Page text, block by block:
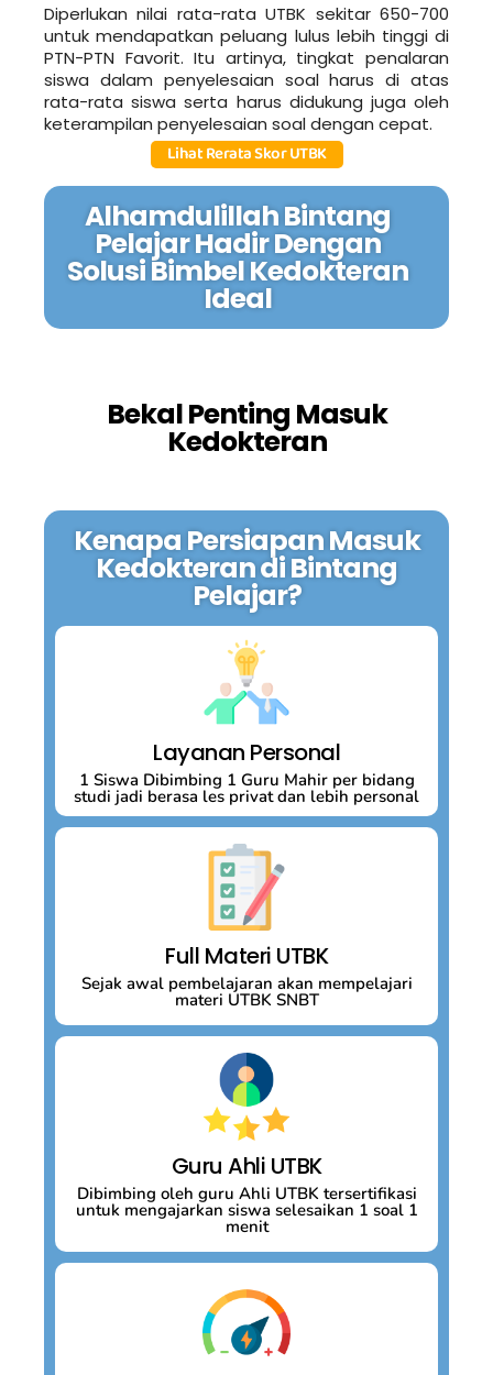
Diperlukan nilai rata-rata UTBK sekitar 650-700
untuk mendapatkan peluang lulus lebih tinggi di
PTN-PTN Favorit. Itu artinya, tingkat penalaran
siswa dalam penyelesaian soal harus di atas
rata-rata siswa serta harus didukung juga oleh
keterampilan penyelesaian soal dengan cepat.
Lihat Rerata Skor UTBK
Alhamdulillah Bintang
Pelajar Hadir Dengan
Solusi Bimbel Kedokteran
Ideal
Bekal Penting Masuk
Kedokteran
Kenapa Persiapan Masuk
Kedokteran di Bintang
Pelajar?
Layanan Personal
1 Siswa Dibimbing 1 Guru Mahir per bidang
studi jadi berasa les privat dan lebih personal
Full Materi UTBK
Sejak awal pembelajaran akan mempelajari
materi UTBK SNBT
Guru Ahli UTBK
Dibimbing oleh guru Ahli UTBK tersertifikasi
untuk mengajarkan siswa selesaikan 1 soal 1
menit